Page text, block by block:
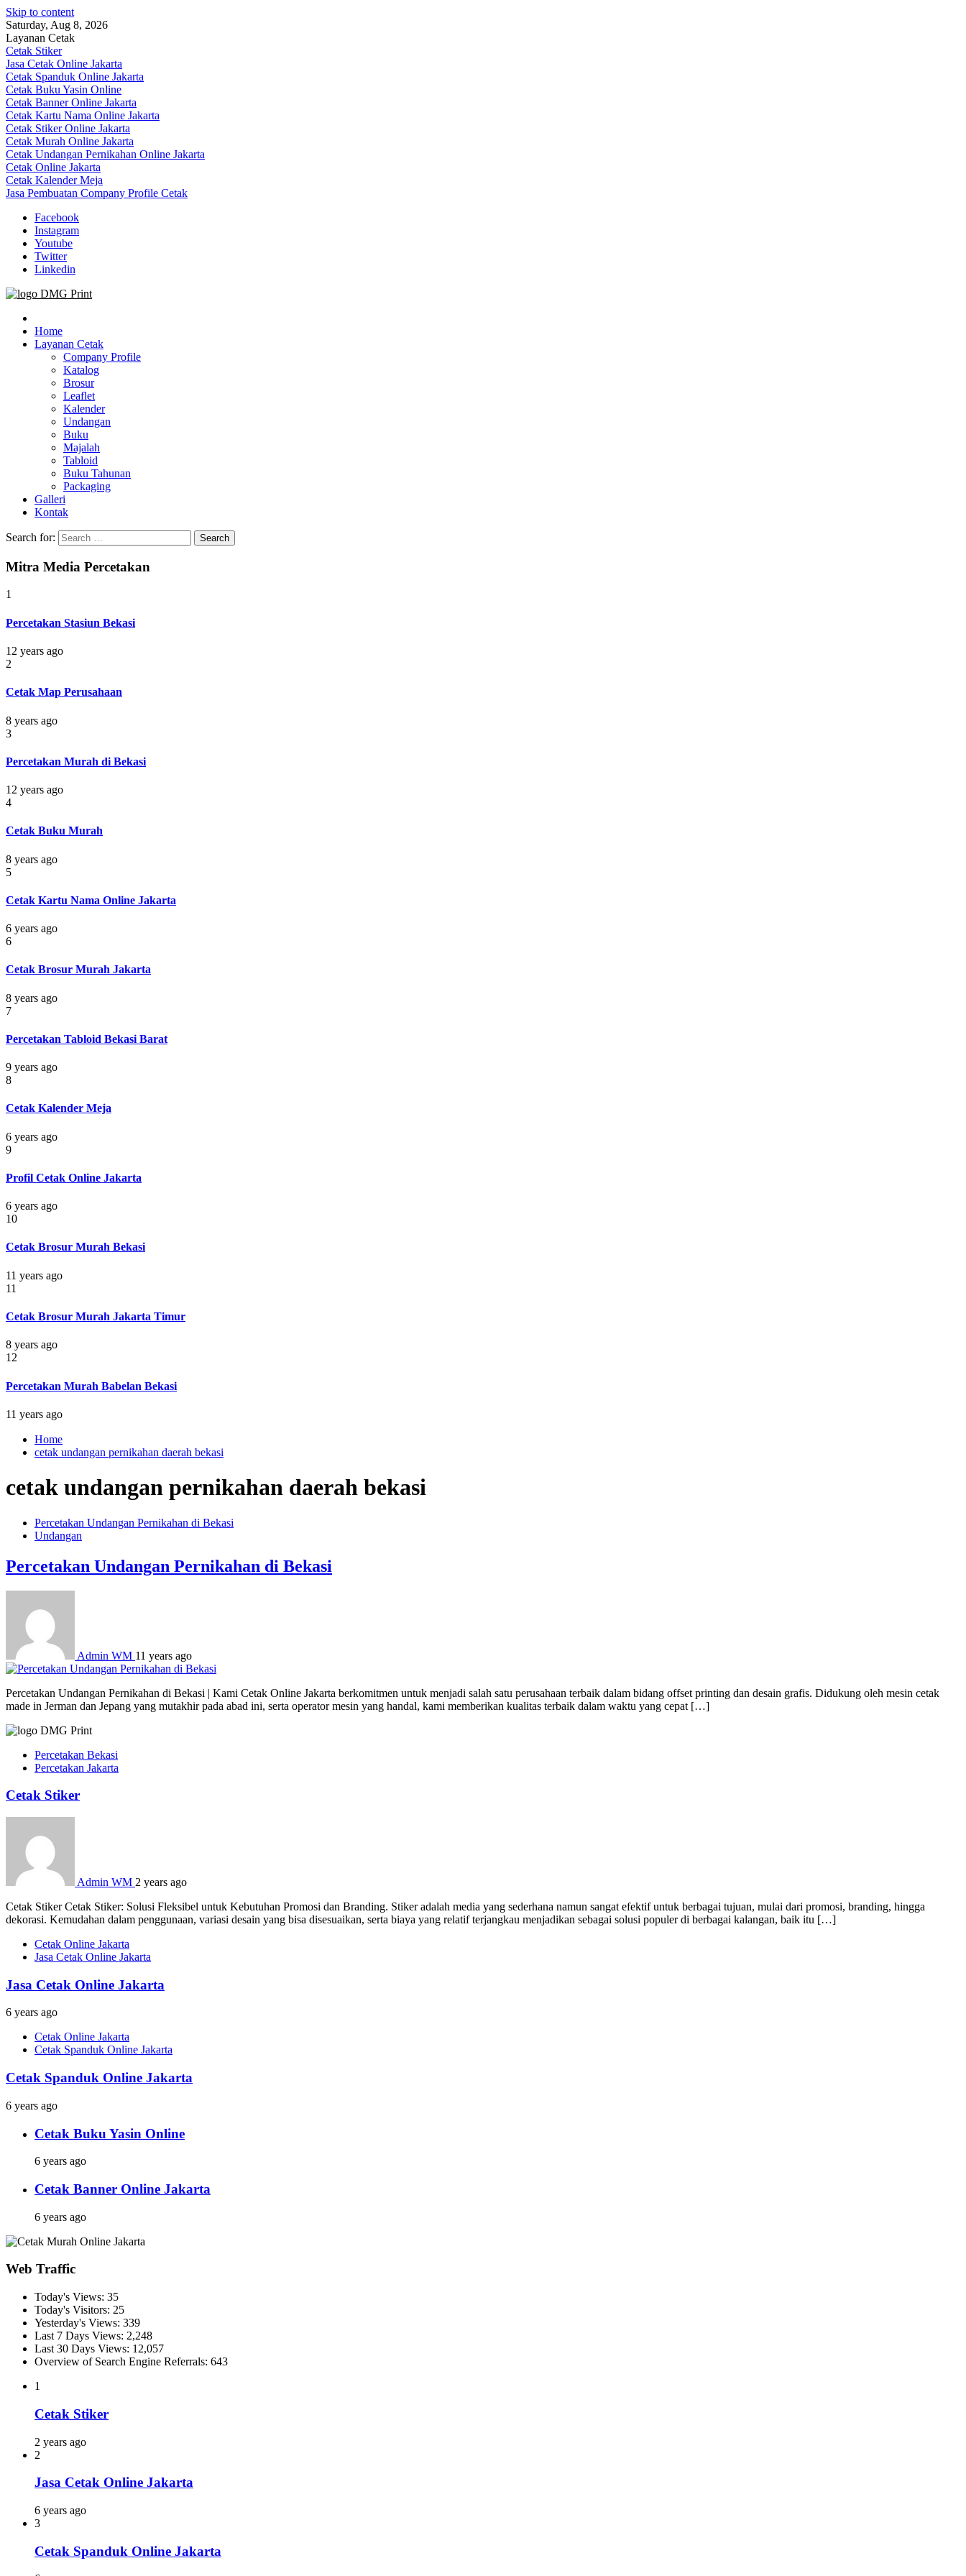
Skip to content
Saturday, Aug 8, 2026
Layanan Cetak
Cetak Stiker
Jasa Cetak Online Jakarta
Cetak Spanduk Online Jakarta
Cetak Buku Yasin Online
Cetak Banner Online Jakarta
Cetak Kartu Nama Online Jakarta
Cetak Stiker Online Jakarta
Cetak Murah Online Jakarta
Cetak Undangan Pernikahan Online Jakarta
Cetak Online Jakarta
Cetak Kalender Meja
Jasa Pembuatan Company Profile Cetak
Facebook
Instagram
Youtube
Twitter
Linkedin
Jasa Cetak Online DMG Printing
Home
Layanan Cetak
Company Profile
Katalog
Brosur
Leaflet
Kalender
Undangan
Buku
Majalah
Tabloid
Buku Tahunan
Packaging
Galleri
Kontak
Search for:
Mitra Media Percetakan
1
Percetakan Stasiun Bekasi
12 years ago
2
Cetak Map Perusahaan
8 years ago
3
Percetakan Murah di Bekasi
12 years ago
4
Cetak Buku Murah
8 years ago
5
Cetak Kartu Nama Online Jakarta
6 years ago
6
Cetak Brosur Murah Jakarta
8 years ago
7
Percetakan Tabloid Bekasi Barat
9 years ago
8
Cetak Kalender Meja
6 years ago
9
Profil Cetak Online Jakarta
6 years ago
10
Cetak Brosur Murah Bekasi
11 years ago
11
Cetak Brosur Murah Jakarta Timur
8 years ago
12
Percetakan Murah Babelan Bekasi
11 years ago
Home
cetak undangan pernikahan daerah bekasi
cetak undangan pernikahan daerah bekasi
Percetakan Undangan Pernikahan di Bekasi
Undangan
Percetakan Undangan Pernikahan di Bekasi
Admin WM 11 years ago
Percetakan Undangan Pernikahan di Bekasi | Kami Cetak Online Jakarta berkomitmen untuk menjadi salah satu perusahaan terbaik dalam bidang offset printing dan desain grafis. Didukung oleh mesin cetak
made in Jerman dan Jepang yang mutakhir pada abad ini, serta operator mesin yang handal, kami memberikan kualitas terbaik dalam waktu yang cepat […]
Percetakan Bekasi
Percetakan Jakarta
Cetak Stiker
Admin WM 2 years ago
Cetak Stiker Cetak Stiker: Solusi Fleksibel untuk Kebutuhan Promosi dan Branding. Stiker adalah media yang sederhana namun sangat efektif untuk berbagai tujuan, mulai dari promosi, branding, hingga
dekorasi. Kemudahan dalam penggunaan, variasi desain yang bisa disesuaikan, serta biaya yang relatif terjangkau menjadikan sebagai solusi populer di berbagai kalangan, baik itu […]
Cetak Online Jakarta
Jasa Cetak Online Jakarta
Jasa Cetak Online Jakarta
6 years ago
Cetak Online Jakarta
Cetak Spanduk Online Jakarta
Cetak Spanduk Online Jakarta
6 years ago
Cetak Buku Yasin Online
6 years ago
Cetak Banner Online Jakarta
6 years ago
Web Traffic
Today's Views: 35
Today's Visitors: 25
Yesterday's Views: 339
Last 7 Days Views: 2,248
Last 30 Days Views: 12,057
Overview of Search Engine Referrals: 643
1
Cetak Stiker
2 years ago
2
Jasa Cetak Online Jakarta
6 years ago
3
Cetak Spanduk Online Jakarta